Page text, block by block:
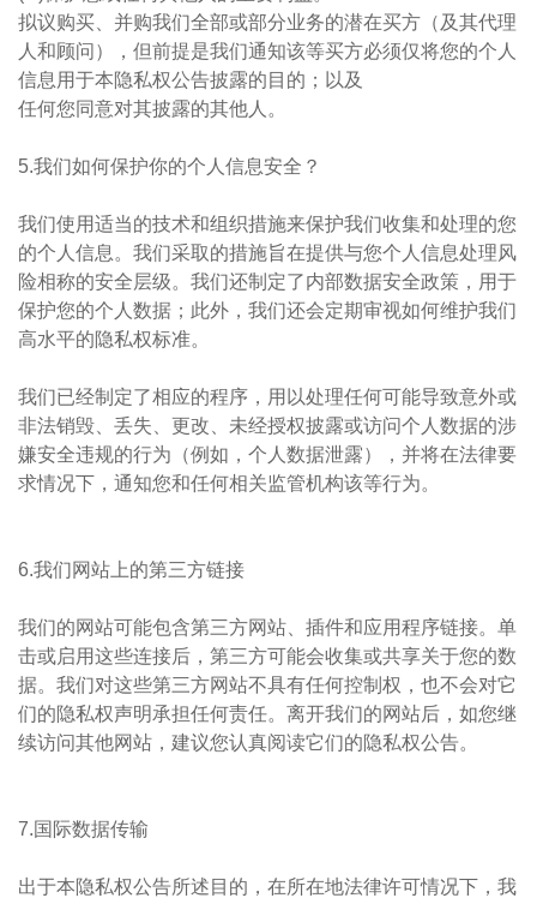
拟议购买、并购我们全部或部分业务的潜在买方（及其代理
人和顾问），但前提是我们通知该等买方必须仅将您的个人
信息用于本隐私权公告披露的目的；以及
任何您同意对其披露的其他人。​​
5.我们如何保护你的个人信息安全？
我们使用适当的技术和组织措施来保护我们收集和处理的您
的个人信息。我们采取的措施旨在提供与您个人信息处理风
险相称的安全层级。我们还制定了内部数据安全政策，用于
保护您的个人数据；此外，我们还会定期审视如何维护我们
高水平的隐私权标准。
我们已经制定了相应的程序，用以处理任何可能导致意外或
非法销毁、丢失、更改、未经授权披露或访问个人数据的涉
嫌安全违规的行为（例如，个人数据泄露），并将在法律要
求情况下，通知您和任何相关监管机构该等行为。
6.我们网站上的第三方链接
我们的网站可能包含第三方网站、插件和应用程序链接。单
击或启用这些连接后，第三方可能会收集或共享关于您的数
据。我们对这些第三方网站不具有任何控制权，也不会对它
们的隐私权声明承担任何责任。离开我们的网站后，如您继
续访问其他网站，建议您认真阅读它们的隐私权公告。
7.国际数据传输
出于本隐私权公告所述目的，在所在地法律许可情况下，我